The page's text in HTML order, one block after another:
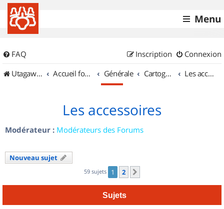
Menu
FAQ Connexion
Inscription
UtagawaVTT (Randos VTT et VTTAE avec traces GPS)
Accueil forum Générale Cartographie et GPS Les accessoires
Les accessoires
Modérateur : Modérateurs des Forums
Nouveau sujet
59 sujets 1 2
Sujets